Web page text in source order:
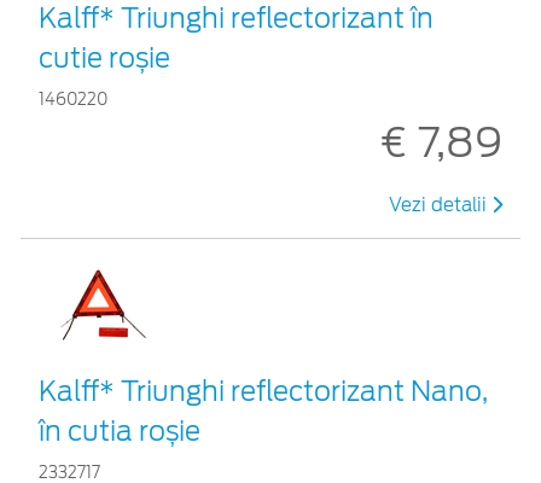
Kalff* Triunghi reflectorizant în
cutie roșie
1460220
€ 7,89
Vezi detalii
Kalff* Triunghi reflectorizant Nano,
în cutia roșie
2332717